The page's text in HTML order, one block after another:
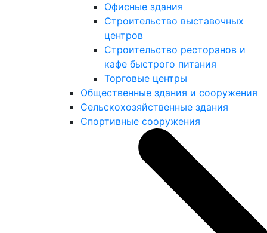
Офисные здания
Строительство выставочных
центров
Строительство ресторанов и
кафе быстрого питания
Торговые центры
Общественные здания и сооружения
Сельскохозяйственные здания
Спортивные сооружения